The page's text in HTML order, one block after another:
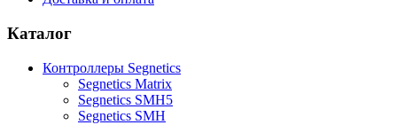
Каталог
Контроллеры Segnetics
Segnetics Matrix
Segnetics SMH5
Segnetics SMH